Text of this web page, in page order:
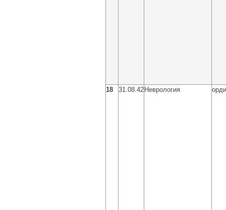
18 31.08.42 Неврология